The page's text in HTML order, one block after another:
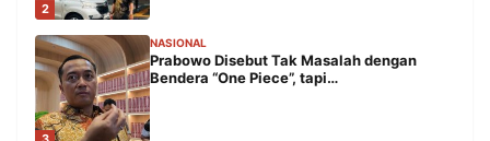
2
NASIONAL
Prabowo Disebut Tak Masalah dengan
Bendera “One Piece”, tapi…